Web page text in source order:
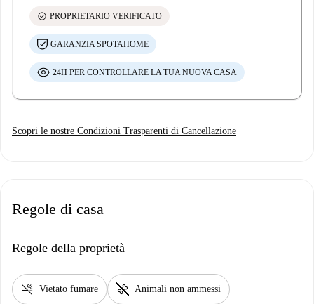
check_circle PROPRIETARIO VERIFICATO
GARANZIA SPOTAHOME
24H PER CONTROLLARE LA TUA NUOVA CASA
Scopri le nostre Condizioni Trasparenti di Cancellazione
Regole di casa
Regole della proprietà
smoke_free Vietato fumare pet_supplies Animali non ammessi